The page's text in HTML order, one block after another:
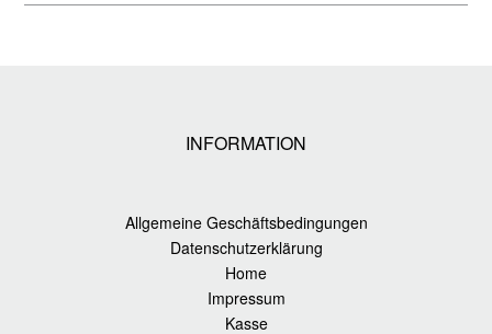
INFORMATION
Allgemeine Geschäftsbedingungen
Datenschutzerklärung
Home
Impressum
Kasse